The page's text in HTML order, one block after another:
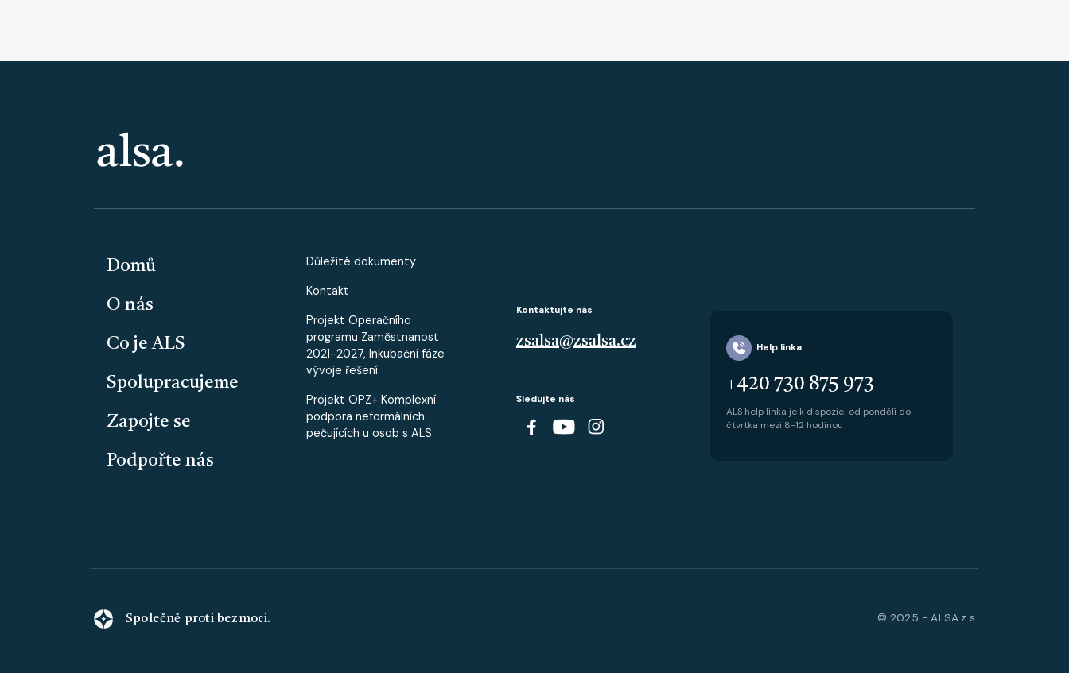
PATIČKA
Domů
O nás
Co je ALS
Spolupracujeme
Zapojte se
Podpořte nás
PATICKA - MALE
Důležité dokumenty
Kontakt
Projekt Operačního
programu Zaměstnanost
2021-2027, Inkubační fáze
vývoje řešení.
Projekt OPZ+ Komplexní
podpora neformálních
pečujících u osob s ALS
Kontaktujte nás
zsalsa@zsalsa.cz
Sledujte nás
Help linka
+420 730 875 973
ALS help linka je k dispozici od pondělí do
čtvrtka mezi 8-12 hodinou
Společně proti bezmoci. © 2025 - ALSA.z.s